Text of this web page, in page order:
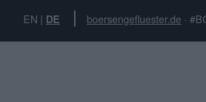
EN | DE boersengefluester.de ·